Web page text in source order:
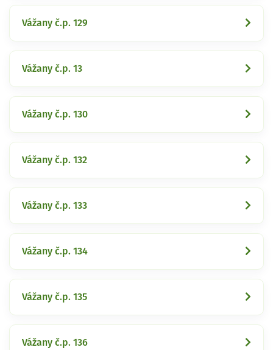
Vážany č.p. 129
Vážany č.p. 13
Vážany č.p. 130
Vážany č.p. 132
Vážany č.p. 133
Vážany č.p. 134
Vážany č.p. 135
Vážany č.p. 136